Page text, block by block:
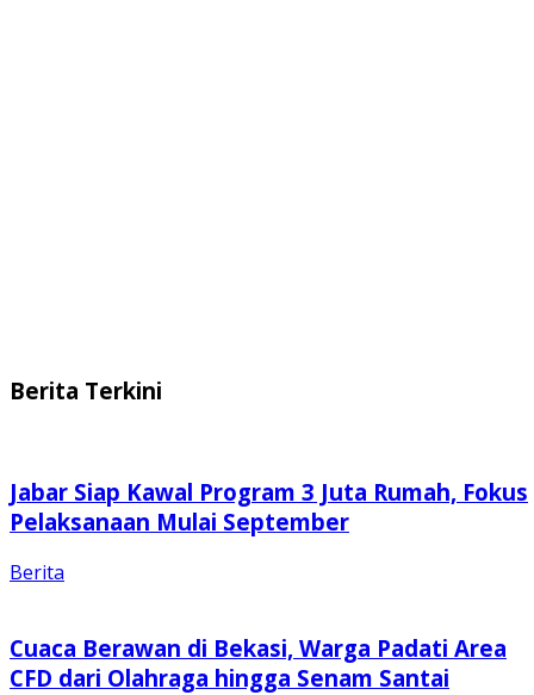
Berita Terkini
Jabar Siap Kawal Program 3 Juta Rumah, Fokus
Pelaksanaan Mulai September
Berita
Cuaca Berawan di Bekasi, Warga Padati Area
CFD dari Olahraga hingga Senam Santai